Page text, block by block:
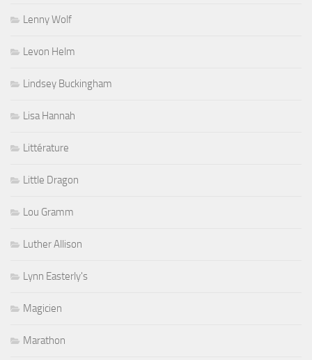
Lenny Wolf
Levon Helm
Lindsey Buckingham
Lisa Hannah
Littérature
Little Dragon
Lou Gramm
Luther Allison
Lynn Easterly's
Magicien
Marathon